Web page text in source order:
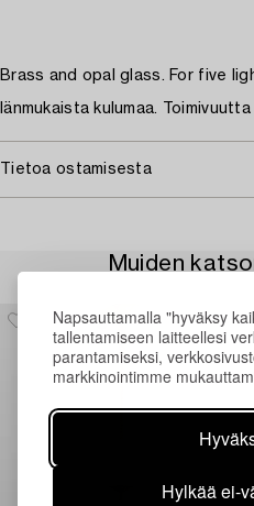
Napsauttamalla "hyväksy
tallentamiseen laitteellesi
parantamiseksi,
markkinointimme
Hylkää ei-
Brass and opal glass. For five
Iänmukaista kulumaa.
Tietoa ostamisesta
Muiden